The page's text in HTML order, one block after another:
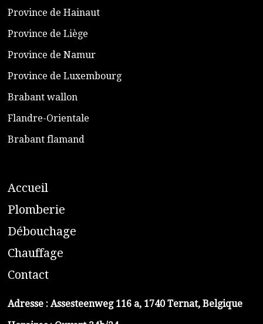
​Province de Hainaut
Province de Liège
​Province de Namur
​Province de Luxembourg
​Brabant wallon
​Flandre-Orientale
​Brabant flamand
Accueil
​Plomberie
Débouchage
Chauffage
Contact
Adresse : Assesteenweg 116 a, 1740 Ternat, Belgique